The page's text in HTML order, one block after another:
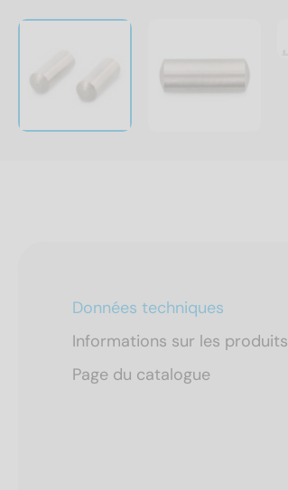
Données techniques
Informations sur les produits
Page du catalogue